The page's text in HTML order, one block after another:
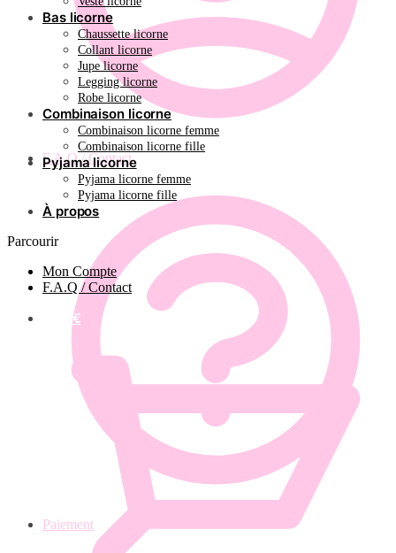
F.A.Q / Contact
Paiement
Bas licorne
Chaussette licorne
Collant licorne
Jupe licorne
Legging licorne
Robe licorne
Combinaison licorne
Combinaison licorne femme
Combinaison licorne fille
Pyjama licorne
Pyjama licorne femme
Pyjama licorne fille
À propos
Parcourir
Mon Compte
F.A.Q / Contact
€